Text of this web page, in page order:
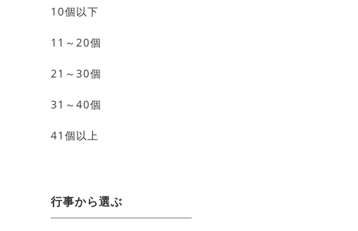
10個以下
11～20個
21～30個
31～40個
41個以上
行事から選ぶ